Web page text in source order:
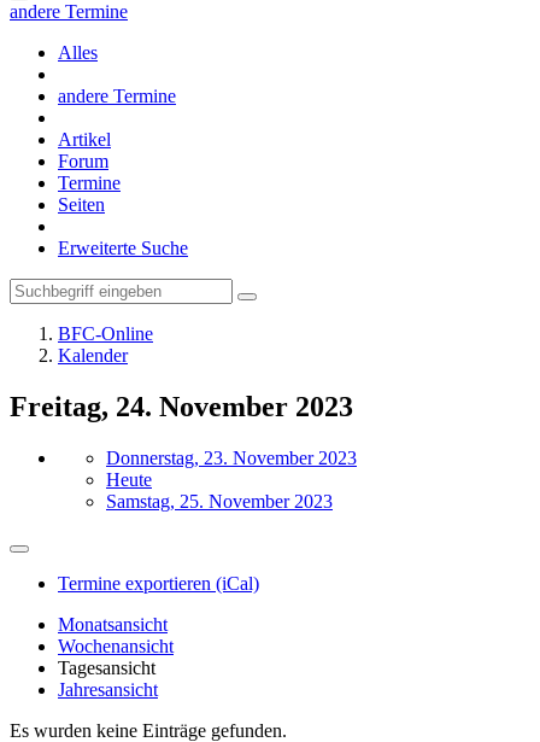
andere Termine
Alles
andere Termine
Artikel
Forum
Termine
Seiten
Erweiterte Suche
BFC-Online
Kalender
Freitag, 24. November 2023
Donnerstag, 23. November 2023
Heute
Samstag, 25. November 2023
Termine exportieren (iCal)
Monatsansicht
Wochenansicht
Tagesansicht
Jahresansicht
Es wurden keine Einträge gefunden.